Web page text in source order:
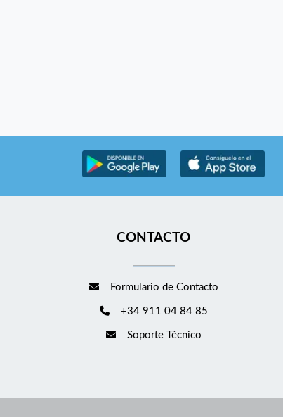
CONTACTO
Formulario de Contacto
+34 911 04 84 85
Soporte Técnico